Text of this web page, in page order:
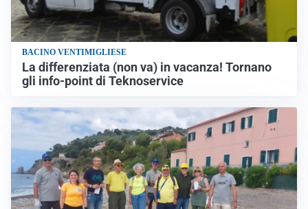
BACINO VENTIMIGLIESE
La differenziata (non va) in vacanza! Tornano
gli info-point di Teknoservice